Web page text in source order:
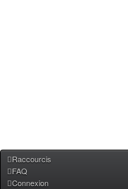
Raccourcis
FAQ
Connexion